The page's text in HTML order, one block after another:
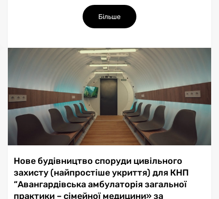
Більше
Нове будівництво споруди цивільного
захисту (найпростіше укриття) для КНП
“Авангардівська амбулаторія загальної
практики – сімейної медицини» за